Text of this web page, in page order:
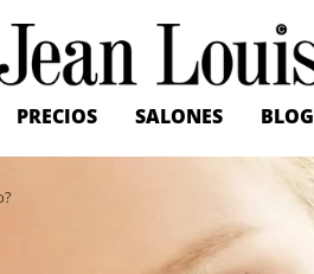
PRECIOS SALONES BLOG